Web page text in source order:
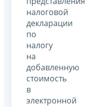
налоговой
декларации
по
налогу
на
добавленную
стоимость
в
электронной